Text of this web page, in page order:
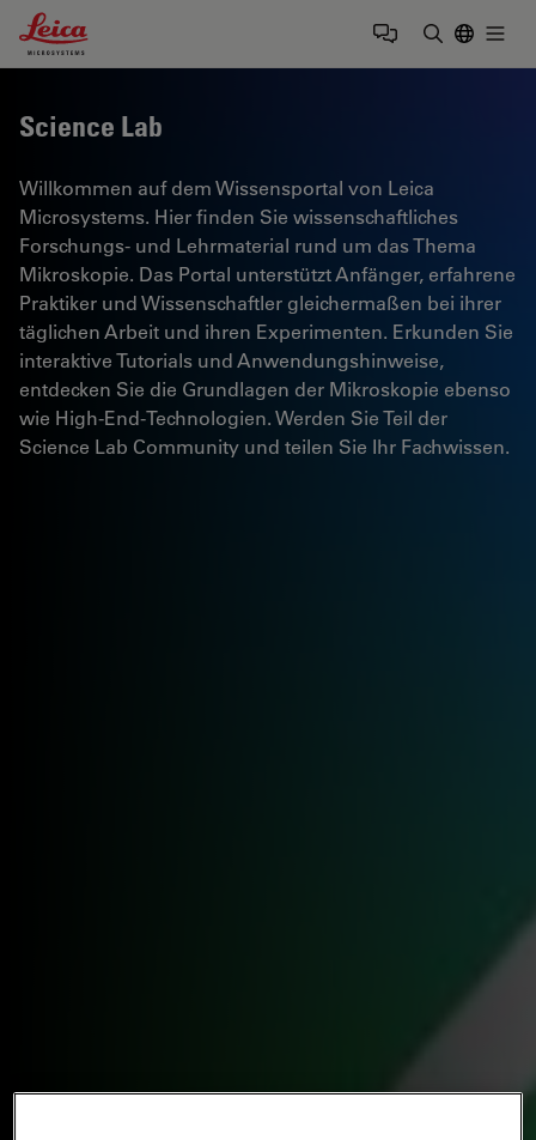
Leica Microsystems Logo
Science Lab
Willkommen auf dem Wissensportal von Leica
Microsystems. Hier finden Sie wissenschaftliches
Forschungs- und Lehrmaterial rund um das Thema
Mikroskopie. Das Portal unterstützt Anfänger, erfahrene
Praktiker und Wissenschaftler gleichermaßen bei ihrer
täglichen Arbeit und ihren Experimenten. Erkunden Sie
interaktive Tutorials und Anwendungshinweise,
entdecken Sie die Grundlagen der Mikroskopie ebenso
wie High-End-Technologien. Werden Sie Teil der
Science Lab Community und teilen Sie Ihr Fachwissen.